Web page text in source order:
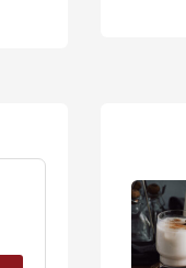
vẻ
đá.